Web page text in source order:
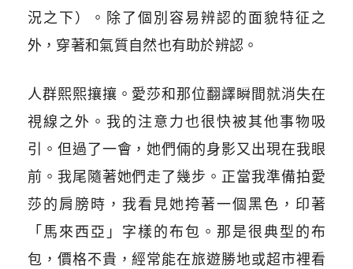
況之下）。除了個別容易辨認的面貌特征之
外，穿著和氣質自然也有助於辨認。
人群熙熙攘攘。愛莎和那位翻譯瞬間就消失在
視線之外。我的注意力也很快被其他事物吸
引。但過了一會，她們倆的身影又出現在我眼
前。我尾隨著她們走了幾步。正當我準備拍愛
莎的肩膀時，我看見她挎著一個黑色，印著
「馬來西亞」字樣的布包。那是很典型的布
包，價格不貴，經常能在旅遊勝地或超市裡看